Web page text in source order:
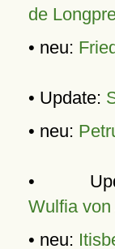
de
• neu:
• Update:
• neu:
•
Wulfia
• neu: